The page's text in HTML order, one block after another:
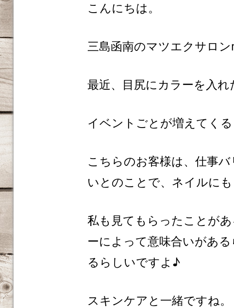
こんにちは。
三島函南のマツエクサロン
最近、目尻にカラーを入れ
イベントごとが増えてく
こちらのお客様は、仕事
いとのことで、ネイルに
私も見てもらったことが
ーによって意味合いがあ
るらしいですよ♪
スキンケアと一緒ですね。